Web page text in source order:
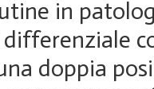
in
doppia